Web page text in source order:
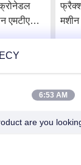
एमटीएस
मशीन
मशीन
6:53 AM
are you